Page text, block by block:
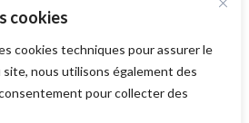
cookies
cookies techniques pour assurer le
nous utilisons également des
pour collecter des